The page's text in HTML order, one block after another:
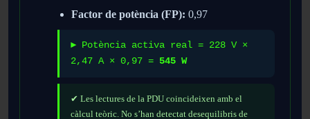
Factor de potència (FP): 0,97
► Potència activa real = 228 V ×
2,47 A × 0,97 =545 W
✔ Les lectures de la PDU coincideixen amb el
càlcul teòric. No s’han detectat desequilibris de